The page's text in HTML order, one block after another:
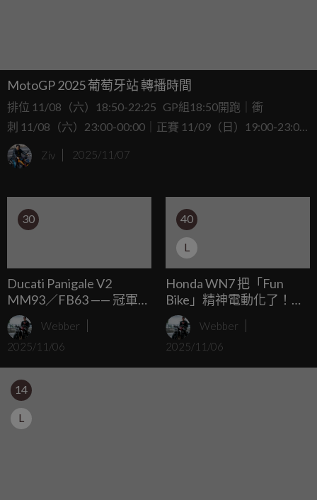
MotoGP 2025 葡萄牙站 轉播時間
排位 11/08（六）18:50-22:25 GP組18:50開跑｜衝
刺 11/08（六）23:00-00:00｜正賽 11/09（日）19:00-23:00
GP組22:00開跑
Ziv 2025/11/07
30
Ducati Panigale V2
MM93／FB63 —— 冠軍
版，雙雄塗裝同場登場！
Webber
2025/11/06
40
L
Honda WN7 把「Fun
Bike」精神電動化了！
CCS2充電孔、零百加速
4.6 秒。但是你為何不買
油車？
Webber
2025/11/06
14
L